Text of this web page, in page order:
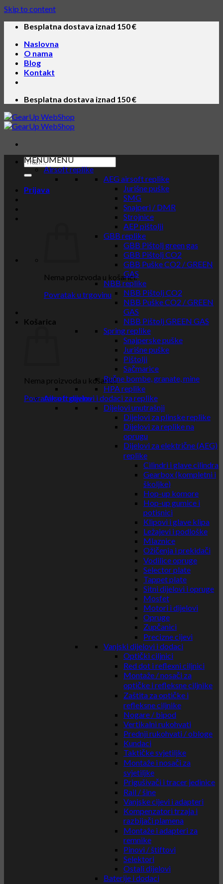
Skip to content
Besplatna dostava iznad 150 €
Naslovna
O nama
Blog
Kontakt
Besplatna dostava iznad 150 €
Prijava
Nema proizvoda u košarici.
Povratak u trgovinu
Košarica
Nema proizvoda u košarici.
Povratak u trgovinu
MENUMENU
Airsoft replike
AEG airsoft replike
Jurišne puške
SMG
Snajperi / DMR
Strojnice
AEP pištolji
GBB replike
GBB Pištolj green gas
GBB Pištolj CO2
GBB Puške CO2 / GREEN
GAS
NBB replike
NBB Pištolj CO2
NBB Puške CO2 / GREEN
GAS
NBB Pištolj GREEN GAS
Spring replike
Snajperske puške
Jurišne puške
Pištolji
Sačmarice
Ručne bombe, granate, mine
HPA replike
Airsoft dijelovi i dodaci za replike
Dijelovi unutrašnji
Dijelovi za plinske replike
Dijelovi za replike na
oprugu
Dijelovi za električne (AEG)
replike
Cilindri i glave cilindra
Gearbox (kompletni i
školjke)
Hop-up komore
Hop-up gumice i
potisnici
Klipovi i glave klipa
Ležajevi i podloške
Mlaznice
Ožičenja i prekidači
Vodilice opruge
Selector plate
Tappet plate
Sitni dijelovi i opruge
Mosfet
Motori i dijelovi
Opruge
Zupčanici
Precizne cijevi
Vanjski dijelovi i dodaci
Optički ciljnici
Red dot i reflexni ciljnici
Montaže / nosači za
optičke i refleksne ciljnike
Zaštita za optičke i
refleksne ciljnike
Nogare / bipod
Vertikalni rukohvati
Prednji rukohvati / obloge
Kundaci
Taktičke svjetiljke
Montaže i nosači za
svjetiljke
Prigušivači i tracer jedinice
Rail / šine
Vanjske cijevi i adapteri
Kompenzatori trzaja i
razbijači plamena
Montaže i adapteri za
remnike
Pinovi / štiftovi
Selektori
Ostali dijelovi
Baterije i dodaci